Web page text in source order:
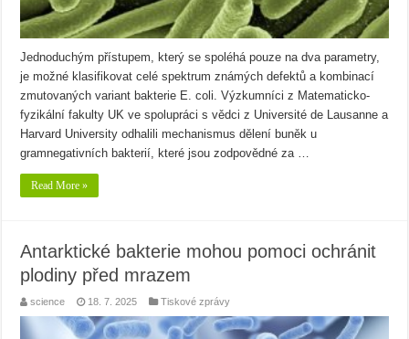
Jednoduchým přístupem, který se spoléhá pouze na dva parametry,
je možné klasifikovat celé spektrum známých defektů a kombinací
zmutovaných variant bakterie E. coli. Výzkumníci z Matematicko-
fyzikální fakulty UK ve spolupráci s vědci z Université de Lausanne a
Harvard University odhalili mechanismus dělení buněk u
gramnegativních bakterií, které jsou zodpovědné za …
Read More »
Antarktické bakterie mohou pomoci ochránit
plodiny před mrazem
science 18. 7. 2025 Tiskové zprávy